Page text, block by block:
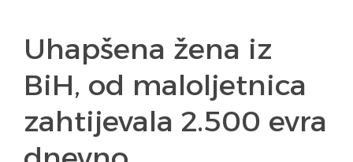
Uhapšena žena iz
BiH, od maloljetnica
zahtijevala 2.500 evra